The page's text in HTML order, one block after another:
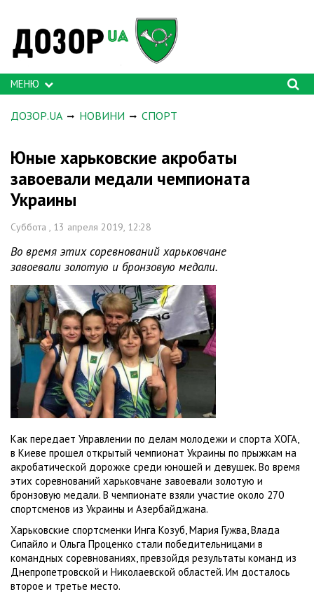
МЕНЮ
ДОЗОР.UA НОВИНИ СПОРТ
Юные харьковские акробаты
завоевали медали чемпионата
Украины
Суббота , 13 апреля 2019, 12:28
Во время этих соревнований харьковчане
завоевали золотую и бронзовую медали.
Как передает Управлении по делам молодежи и спорта ХОГА,
в Киеве прошел открытый чемпионат Украины по прыжкам на
акробатической дорожке среди юношей и девушек. Во время
этих соревнований харьковчане завоевали золотую и
бронзовую медали. В чемпионате взяли участие около 270
спортсменов из Украины и Азербайджана.
Харьковские спортсменки Инга Козуб, Мария Гужва, Влада
Сипайло и Ольга Проценко стали победительницами в
командных соревнованиях, превзойдя результаты команд из
Днепропетровской и Николаевской областей. Им досталось
второе и третье место.